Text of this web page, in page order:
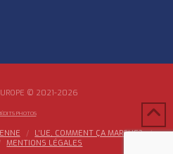
© 2021-2026
PHOTOS
L’UE, COMMENT ÇA MARCHE?
MENTIONS LÉGALES